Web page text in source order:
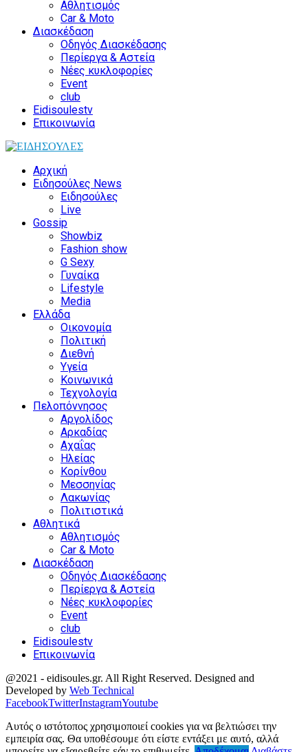
Αθλητισμός
Car & Moto
Διασκέδαση
Οδηγός Διασκέδασης
Περίεργα & Αστεία
Νέες κυκλοφορίες
Event
club
Eidisoulestv
Επικοινωνία
Αρχική
Ειδησούλες News
Ειδησούλες
Live
Gossip
Showbiz
Fashion show
G Sexy
Γυναίκα
Lifestyle
Media
Ελλάδα
Οικονομία
Πολιτική
Διεθνή
Υγεία
Κοινωνικά
Τεχνολογία
Πελοπόννησος
Αργολίδος
Αρκαδίας
Αχαΐας
Ηλείας
Κορίνθου
Μεσσηνίας
Λακωνίας
Πολιτιστικά
Αθλητικά
Αθλητισμός
Car & Moto
Διασκέδαση
Οδηγός Διασκέδασης
Περίεργα & Αστεία
Νέες κυκλοφορίες
Event
club
Eidisoulestv
Επικοινωνία
@2021 - eidisoules.gr. All Right Reserved. Designed and
Developed by Web Technical
FacebookTwitterInstagramYoutube
Αυτός ο ιστότοπος χρησιμοποιεί cookies για να βελτιώσει την
εμπειρία σας. Θα υποθέσουμε ότι είστε εντάξει με αυτό, αλλά